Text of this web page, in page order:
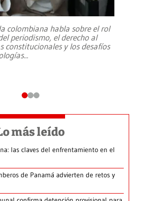
colombiana habla sobre el rol
periodismo, el derecho al
constitucionales y los desafíos
...
más leído
las claves del enfrentamiento en el
de Panamá advierten de retos y